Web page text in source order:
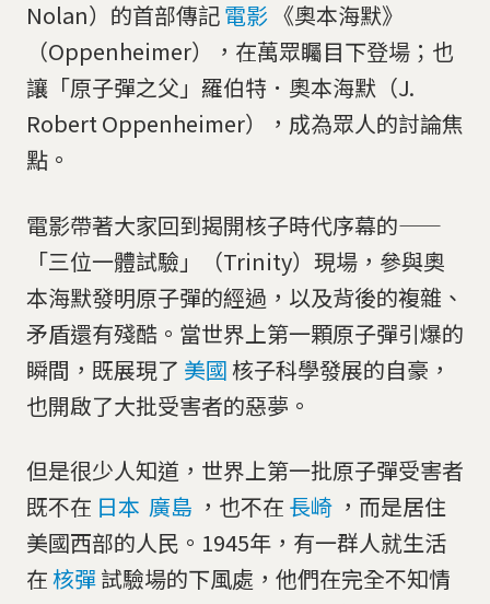
Nolan）的首部傳記電影 《奧本海默》
（Oppenheimer），在萬眾矚目下登場；也
讓「原子彈之父」羅伯特．奧本海默（J.
Robert Oppenheimer），成為眾人的討論焦
點。
電影帶著大家回到揭開核子時代序幕的——
「三位一體試驗」（Trinity）現場，參與奧
本海默發明原子彈的經過，以及背後的複雜、
矛盾還有殘酷。當世界上第一顆原子彈引爆的
瞬間，既展現了 美國 核子科學發展的自豪，
也開啟了大批受害者的惡夢。
但是很少人知道，世界上第一批原子彈受害者
既不在 日本 廣島 ，也不在 長崎 ，而是居住
美國西部的人民。1945年，有一群人就生活
在核彈試驗場的下風處，他們在完全不知情